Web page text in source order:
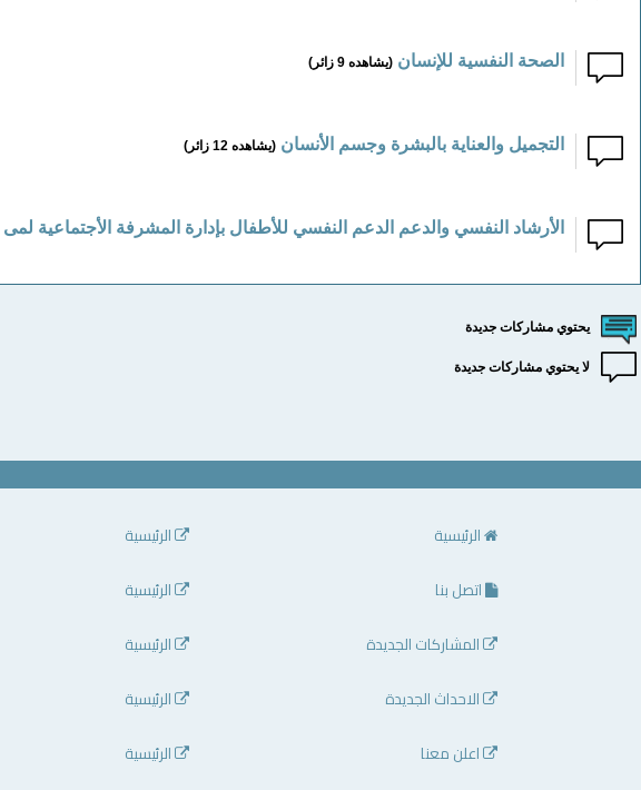
الصحة النفسية للإنسان (يشاهده 9 زائر)
التجميل والعناية بالبشرة وجسم الأنسان (يشاهده 12 زائر)
الأرشاد النفسي والدعم الدعم النفسي للأطفال بإدارة المشرفة الأجتماعية لمى
يحتوي مشاركات جديدة
لا يحتوي مشاركات جديدة
الرئيسية
اتصل بنا
المشاركات الجديدة
الاحداث الجديدة
اعلن معنا
الرئيسية
الرئيسية
الرئيسية
الرئيسية
الرئيسية